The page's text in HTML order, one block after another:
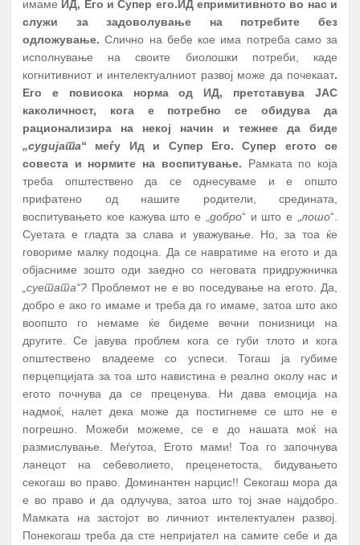
имаме ИД, Его и Супер его.ИД епримитивното во нас и
служи за задоволување на потребите без
одложување. Слично на бебе кое има потреба само за
исполнување на своите биолошки потреби, каде
когнитивниот и интелектуалниот развој може да почекаат.
Его е повисока норма од ИД, претставува ЈАС
каколичност, кога е потребно се обидува да
рационализира на некој начин и тежнее да биде
„судијата“ меѓу Ид и Супер Его. Супер егото се
совеста и нормите на воспитување. Рамката по која
треба општествено да се однесуваме и е општо
прифатено од нашите родители, средината,
воспитувањето кое кажува што е „ добро“ и што е „лошо“.
Суетата е гладта за слава и уважување. Но, за тоа ќе
говориме малку подоцна. Да се навратиме на егото и да
објасниме зошто оди заедно со неговата придружничка
„суетата“? Проблемот не е во поседување на егото. Да,
добро е ако го имаме и треба да го имаме, затоа што ако
воопшто го немаме ќе бидеме вечни понизници на
другите. Се јавува проблем кога се губи тлото и кога
општествено владееме со успеси. Тогаш ја губиме
перцепцијата за тоа што навистина е реално околу нас и
егото почнува да се преценува. Ни дава емоција на
надмоќ, налет дека може да постигнеме се што не е
погрешно. Можеби можеме, се е до нашата моќ на
размислување. Меѓутоа, Егото мами! Тоа го започнува
ланецот на себеволието, преценетоста, бидувањето
секогаш во право. Доминантен нарцис!! Секогаш мора да
е во право и да одлучува, затоа што тој знае најдобро.
Мамката на застојот во личниот интелектуален развој.
Понекогаш треба да сте непријател на самите себе и да